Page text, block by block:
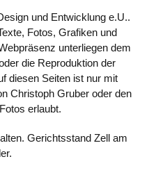
und Entwicklung e.U..
Fotos, Grafiken und
unterliegen dem
die Reproduktion der
diesen Seiten ist nur mit
Christoph Gruber oder den
erlaubt.
Gerichtsstand Zell am